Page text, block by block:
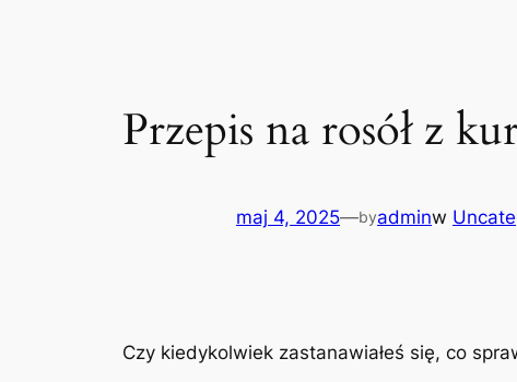
Przepis na rosół z
maj 4, 2025—byadminw
Czy kiedykolwiek zastanawiałeś się, co